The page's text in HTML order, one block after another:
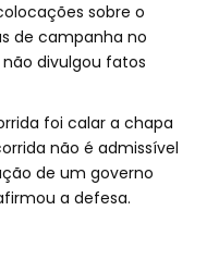
sobre o
de campanha no
divulgou fatos
foi calar a chapa
não é admissível
de um governo
a defesa.